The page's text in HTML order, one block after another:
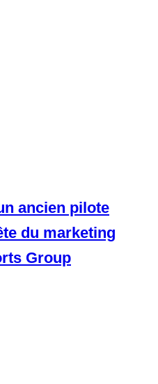
ancien pilote
du marketing
Group